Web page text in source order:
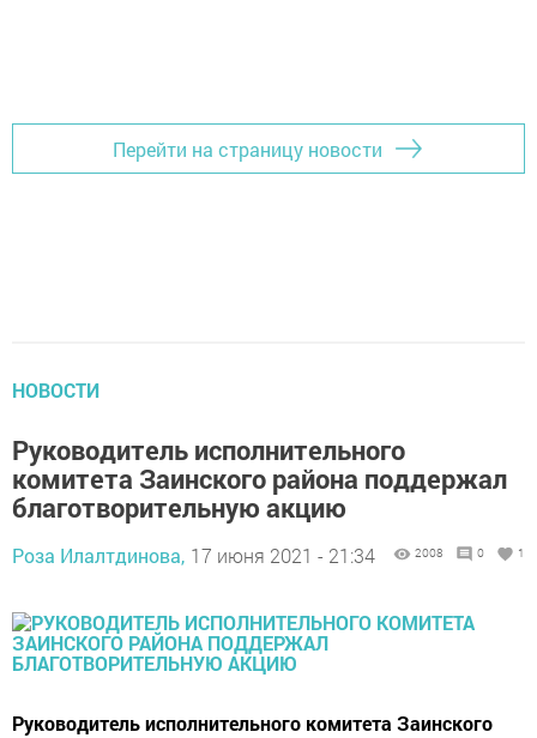
Перейти на страницу новости
НОВОСТИ
Руководитель исполнительного
комитета Заинского района поддержал
благотворительную акцию
Роза Илалтдинова, 17 июня 2021 - 21:34 2008 0 1
Руководитель исполнительного комитета Заинского